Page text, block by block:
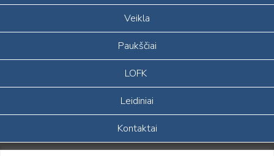
Veikla
Paukščiai
LOFK
Leidiniai
Kontaktai